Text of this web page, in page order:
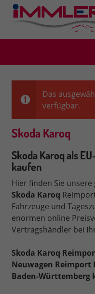
Das
verfügbar.
Skoda Karoq
Skoda Karoq als
kaufen
Hier finden Sie
Skoda Karoq
Fahrzeuge und
enormen online
Vertragshändler bei
Skoda Karoq
Neuwagen Reimport
Baden-Württemberg